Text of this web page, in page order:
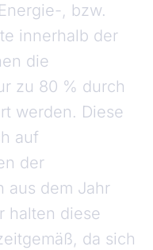
, bzw.
innerhalb der
die
zu 80 % durch
werden. Diese
auf
der
aus dem Jahr
halten diese
da sich